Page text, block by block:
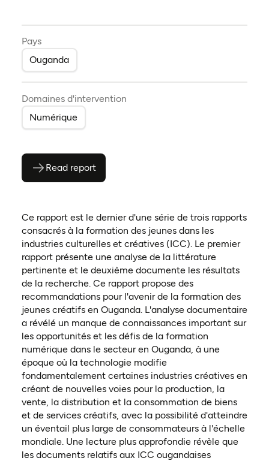
Pays
Ouganda
Domaines d'intervention
Numérique
Read report(ouvre en PDF)
(ouvre dans un nouvel onglet)
Ce rapport est le dernier d'une série de trois rapports
consacrés à la formation des jeunes dans les
industries culturelles et créatives (ICC). Le premier
rapport présente une analyse de la littérature
pertinente et le deuxième documente les résultats
de la recherche. Ce rapport propose des
recommandations pour l'avenir de la formation des
jeunes créatifs en Ouganda. L'analyse documentaire
a révélé un manque de connaissances important sur
les opportunités et les défis de la formation
numérique dans le secteur en Ouganda, à une
époque où la technologie modifie
fondamentalement certaines industries créatives en
créant de nouvelles voies pour la production, la
vente, la distribution et la consommation de biens
et de services créatifs, avec la possibilité d'atteindre
un éventail plus large de consommateurs à l'échelle
mondiale. Une lecture plus approfondie révèle que
les documents relatifs aux ICC ougandaises